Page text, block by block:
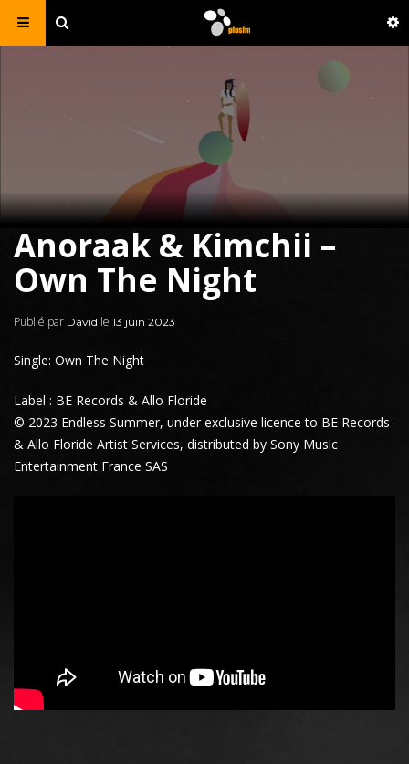
Anoraak & Kimchii –
Own The Night
Publié par David le 13 juin 2023
Single: Own The Night
Label : BE Records & Allo Floride
© 2023 Endless Summer, under exclusive licence to BE Records
& Allo Floride Artist Services, distributed by Sony Music
Entertainment France SAS